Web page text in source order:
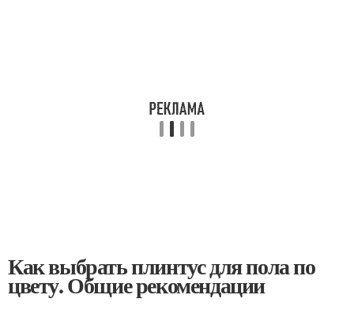
Как выбрать плинтус для пола по
цвету. Общие рекомендации